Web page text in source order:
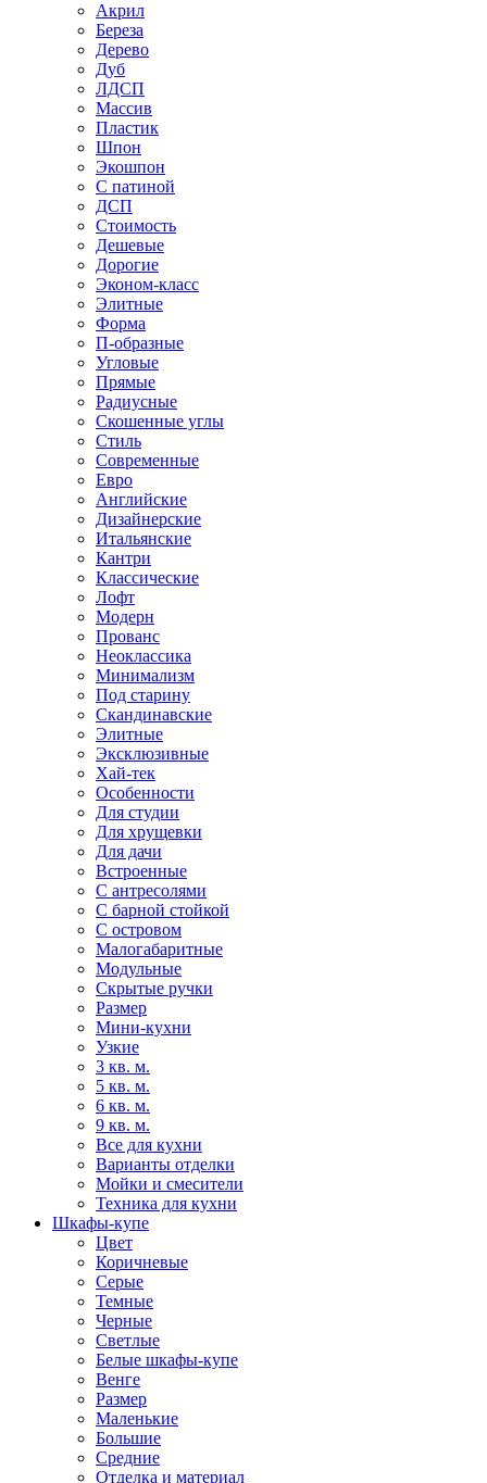
Акрил
Береза
Дерево
Дуб
ЛДСП
Массив
Пластик
Шпон
Экошпон
С патиной
ДСП
Стоимость
Дешевые
Дорогие
Эконом-класс
Элитные
Форма
П-образные
Угловые
Прямые
Радиусные
Скошенные углы
Стиль
Современные
Евро
Английские
Дизайнерские
Итальянские
Кантри
Классические
Лофт
Модерн
Прованс
Неоклассика
Минимализм
Под старину
Скандинавские
Элитные
Эксклюзивные
Хай-тек
Особенности
Для студии
Для хрущевки
Для дачи
Встроенные
С антресолями
С барной стойкой
С островом
Малогабаритные
Модульные
Скрытые ручки
Размер
Мини-кухни
Узкие
3 кв. м.
5 кв. м.
6 кв. м.
9 кв. м.
Все для кухни
Варианты отделки
Мойки и смесители
Техника для кухни
Шкафы-купе
Цвет
Коричневые
Серые
Темные
Черные
Светлые
Белые шкафы-купе
Венге
Размер
Маленькие
Большие
Средние
Отделка и материал